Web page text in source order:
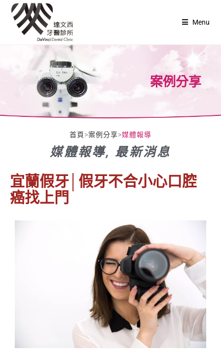
Menu
案例分享
媒體報導, 最新消息
首頁>案例分享>媒體報導
宜蘭假牙│假牙不合小心口腔
癌找上門